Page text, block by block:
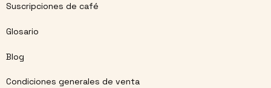
Suscripciones de café
Glosario
Blog
Condiciones generales de venta